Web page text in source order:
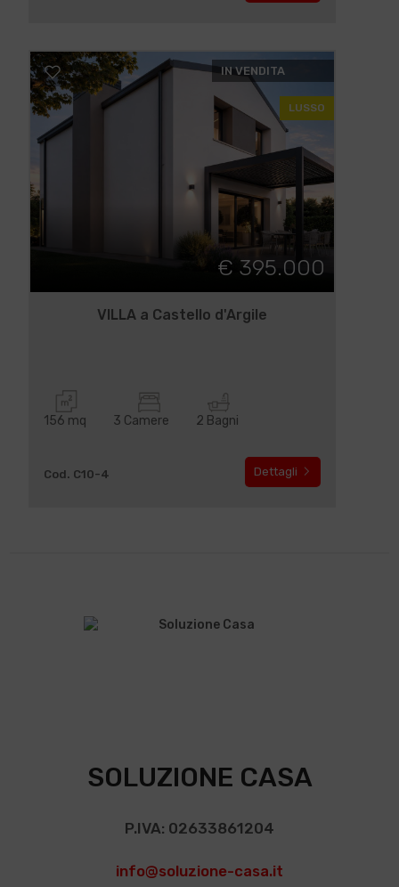
IN VENDITA
LUSSO
€ 395.000
VILLA a Castello d'Argile
156 mq 3 Camere 2 Bagni
Cod. C10-4 Dettagli
SOLUZIONE CASA
P.IVA: 02633861204
info@soluzione-casa.it